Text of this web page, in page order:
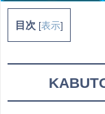
目次 [表示]